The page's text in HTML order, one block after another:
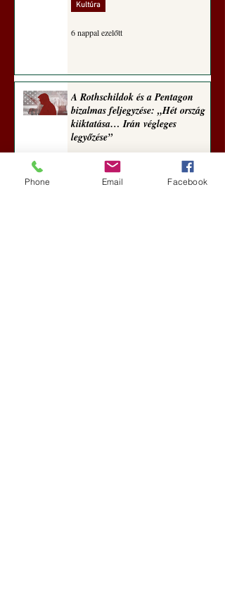
Kultúra
6 nappal ezelőtt
A Rothschildok és a Pentagon
bizalmas feljegyzése: „Hét ország
kiiktatása… Irán végleges
legyőzése”
Új Történelem
6 nappal ezelőtt
Phone Email Facebook